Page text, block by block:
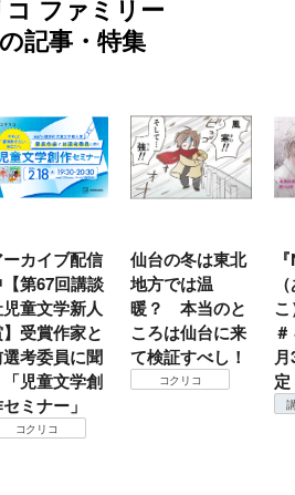
コ ファミリー
記事・特集
ーカイブ配信
第67回講談
童文学新人
受賞作家と
考委員に聞
「児童文学創
ミナー」
コクリコ
仙台の冬は東北
地方では温
暖？ 本当のと
ころは仙台に来
て検証すべし！
コクリコ